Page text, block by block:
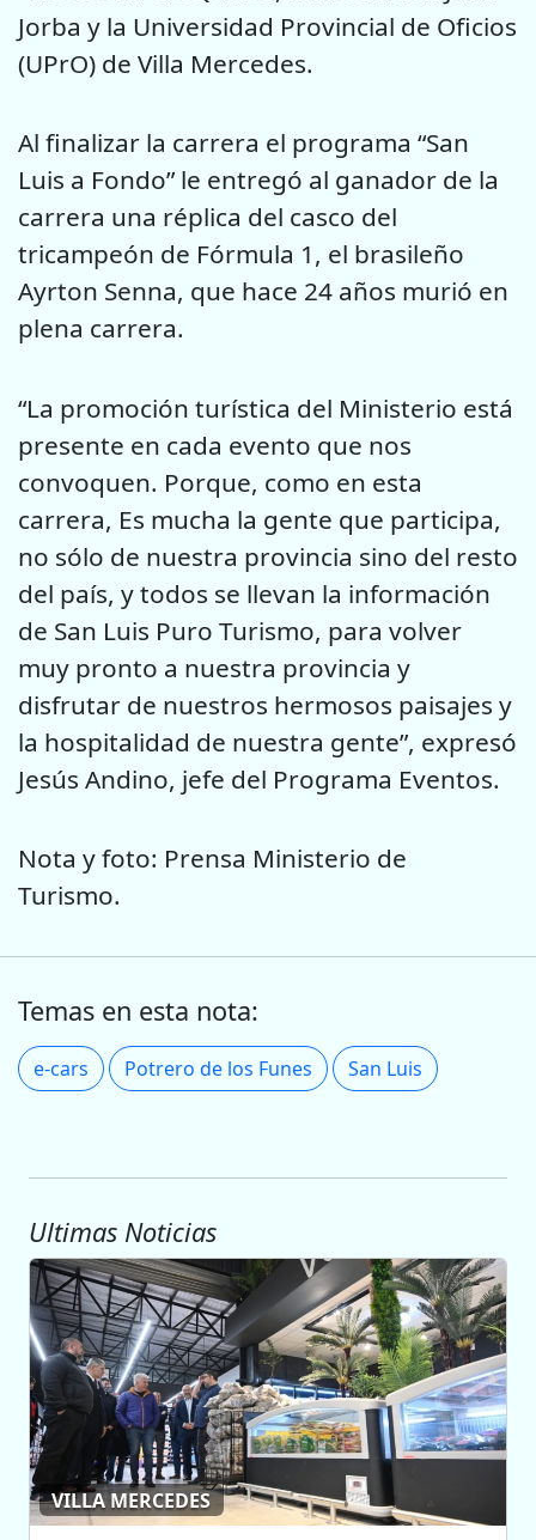
Jorba y la Universidad Provincial de Oficios
(UPrO) de Villa Mercedes.
Al finalizar la carrera el programa “San
Luis a Fondo” le entregó al ganador de la
carrera una réplica del casco del
tricampeón de Fórmula 1, el brasileño
Ayrton Senna, que hace 24 años murió en
plena carrera.
“La promoción turística del Ministerio está
presente en cada evento que nos
convoquen. Porque, como en esta
carrera, Es mucha la gente que participa,
no sólo de nuestra provincia sino del resto
del país, y todos se llevan la información
de San Luis Puro Turismo, para volver
muy pronto a nuestra provincia y
disfrutar de nuestros hermosos paisajes y
la hospitalidad de nuestra gente”, expresó
Jesús Andino, jefe del Programa Eventos.
Nota y foto: Prensa Ministerio de
Turismo.
Temas en esta nota:
e-cars Potrero de los Funes San Luis
Ultimas Noticias
VILLA MERCEDES